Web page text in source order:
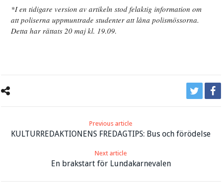
*I en tidigare version av artikeln stod felaktig information om
att poliserna uppmuntrade studenter att låna polismössorna.
Detta har rättats 20 maj kl. 19.09.
Previous article
KULTURREDAKTIONENS FREDAGTIPS: Bus och förödelse
Next article
En brakstart för Lundakarnevalen